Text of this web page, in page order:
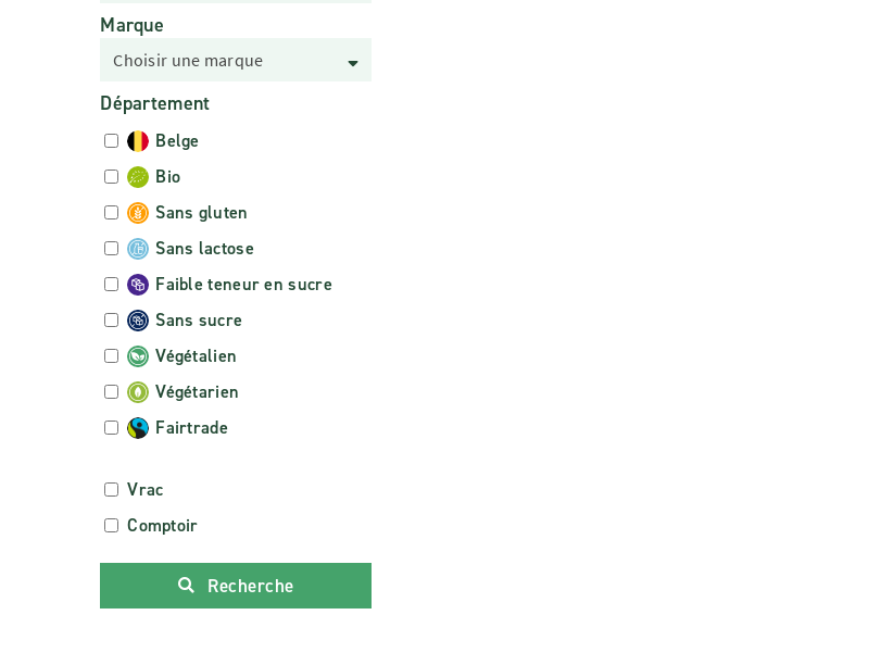
Marque
Choisir une marque
Département
Belge
Bio
Sans gluten
Sans lactose
Faible teneur en sucre
Sans sucre
Végétalien
Végétarien
Fairtrade
Vrac
Comptoir
Recherche